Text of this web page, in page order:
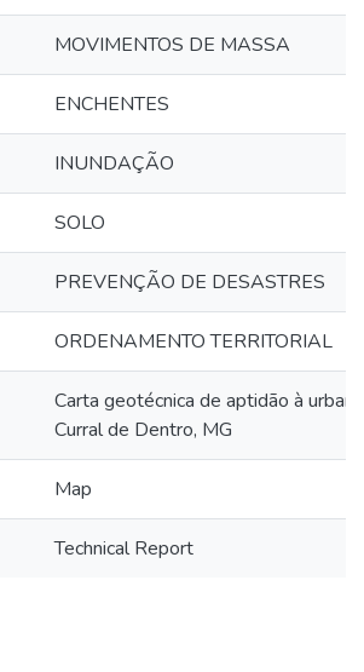
MOVIMENTOS DE MASSA
ENCHENTES
INUNDAÇÃO
SOLO
PREVENÇÃO DE DESASTRES
ORDENAMENTO TERRITORIAL
Carta geotécnica de aptidão à
Curral de Dentro, MG
Map
Technical Report